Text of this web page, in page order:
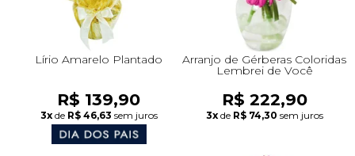
Lírio Amarelo Plantado
R$ 139,90
3x de R$ 46,63 sem juros
Arranjo de Gérberas Coloridas
Lembrei de Você
R$ 222,90
3x de R$ 74,30 sem juros